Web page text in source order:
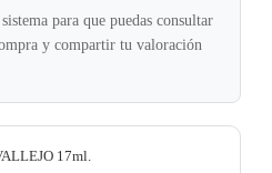
para que puedas consultar
y compartir tu valoración
17ml.